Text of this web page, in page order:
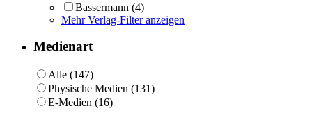
Bassermann (4)
Mehr Verlag-Filter anzeigen
Medienart
Alle (147)
Physische Medien (131)
E-Medien (16)